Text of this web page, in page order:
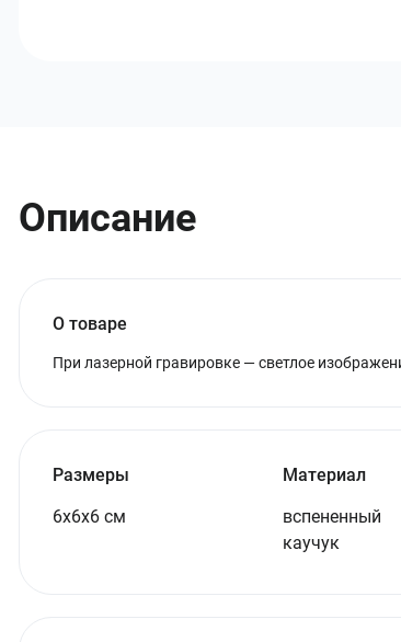
Описание
О товаре
При лазерной гравировке — светлое
Размеры
6х6х6 см
Материал
вспененный
каучук